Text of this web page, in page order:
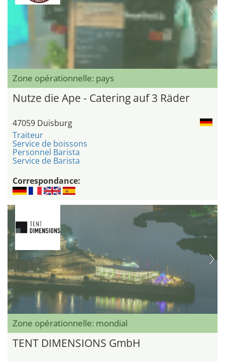
Zone opérationnelle: pays
Nutze die Ape - Catering auf 3 Räder
47059 Duisburg
Traiteur
Service de boissons
Personnel Barista
Service de Barista
Correspondance:
Zone opérationnelle: mondial
TENT DIMENSIONS GmbH